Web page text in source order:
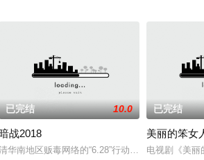
竟是随便活活？直到救了患有心脏病的天才投资
已完结 10.0
战2018
华南地区贩毒网络的“6.28”行动大功告成之即，
已完结
美丽的笨女
电视剧《美丽